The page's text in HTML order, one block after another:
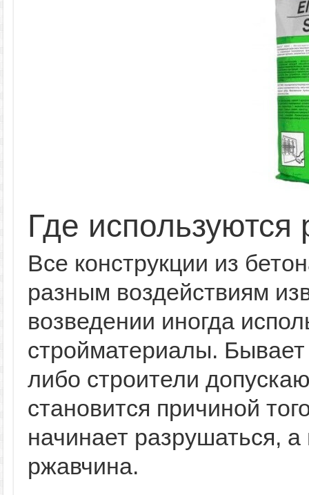
Где
Все конструкции из
разным воздействиям
возведении иногда
стройматериалы.
либо строители
становится причиной
начинает разрушаться,
ржавчина.